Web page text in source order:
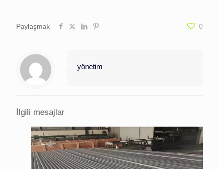
Paylaşmak 0
yönetim
İlgili mesajlar